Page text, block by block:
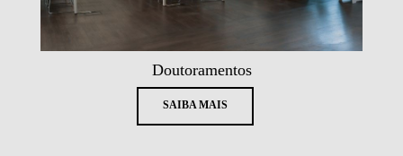
Doutoramentos
SAIBA MAIS